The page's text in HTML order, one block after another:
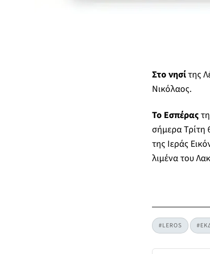
Στο νησίτης
Νικόλαος.
Το Εσπέρας
σήμερα Τρίτη
της Ιεράς
λιμένα του
#LEROS